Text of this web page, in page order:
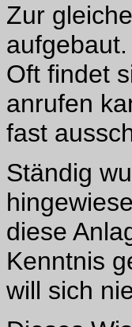
Zur
Oft findet
anrufen
fast
Ständig
diese
Kenntnis
will sich